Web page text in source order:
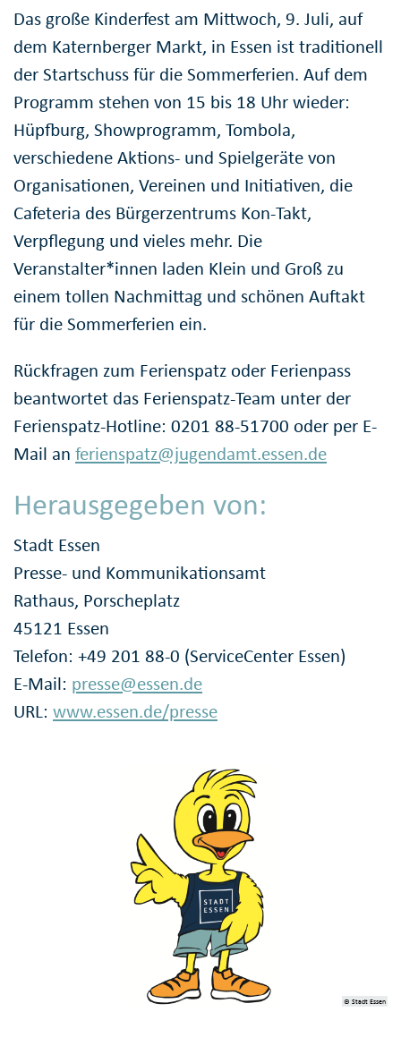
Das große Kinderfest am Mittwoch, 9. Juli, auf
dem Katernberger Markt, in Essen ist traditionell
der Startschuss für die Sommerferien. Auf dem
Programm stehen von 15 bis 18 Uhr wieder:
Hüpfburg, Showprogramm, Tombola,
verschiedene Aktions- und Spielgeräte von
Organisationen, Vereinen und Initiativen, die
Cafeteria des Bürgerzentrums Kon-Takt,
Verpflegung und vieles mehr. Die
Veranstalter*innen laden Klein und Groß zu
einem tollen Nachmittag und schönen Auftakt
für die Sommerferien ein.
Rückfragen zum Ferienspatz oder Ferienpass
beantwortet das Ferienspatz-Team unter der
Ferienspatz-Hotline: 0201 88-51700 oder per E-
Mail an ferienspatz@jugendamt.essen.de
Herausgegeben von:
Stadt Essen
Presse- und Kommunikationsamt
Rathaus, Porscheplatz
45121 Essen
Telefon: +49 201 88-0 (ServiceCenter Essen)
E-Mail: presse@essen.de
URL: www.essen.de/presse
© Stadt Essen